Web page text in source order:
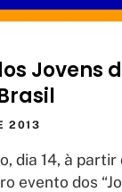
Jovens
2013
dia 14, à partir
evento dos